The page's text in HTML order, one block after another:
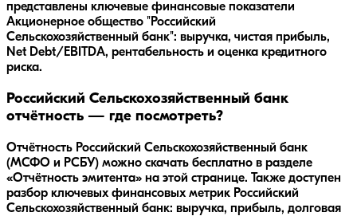
представлены ключевые финансовые показатели
Акционерное общество "Российский
Сельскохозяйственный банк": выручка, чистая прибыль,
Net Debt/EBITDA, рентабельность и оценка кредитного
риска.
Российский Сельскохозяйственный банк
отчётность — где посмотреть?
Отчётность Российский Сельскохозяйственный банк
(МСФО и РСБУ) можно скачать бесплатно в разделе
«Отчётность эмитента» на этой странице. Также доступен
разбор ключевых финансовых метрик Российский
Сельскохозяйственный банк: выручка, прибыль, долговая